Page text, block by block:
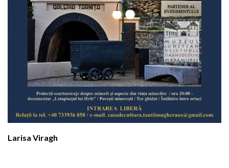
Larisa Viragh